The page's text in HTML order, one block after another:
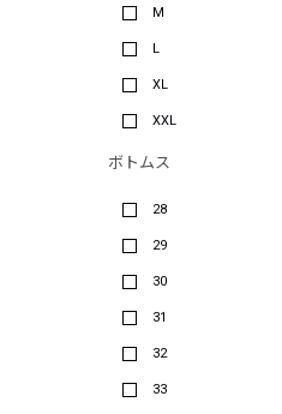
M
L
XL
XXL
ボトムス
28
29
30
31
32
33